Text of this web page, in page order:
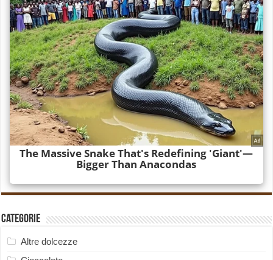
Categorie
Altre dolcezze